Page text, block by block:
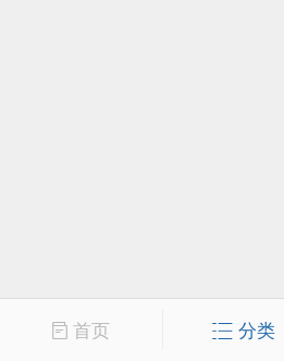
首页 分类